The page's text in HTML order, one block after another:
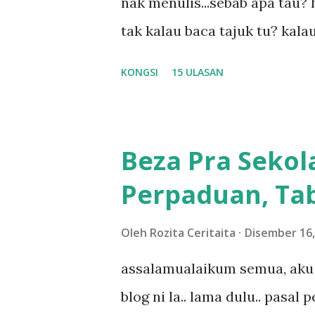
tak kalau baca tajuk tu?
shah singgah Giant beli
kereta tu biasalah kan kami
sampai masuk dalam... dan
KONGSI 15 ULASAN
Beza Pra
Perpaduan,
Oleh Rozita Ceritaita Disember
assalamualaikum semua,
blog ni la.. lama dulu.. pasal